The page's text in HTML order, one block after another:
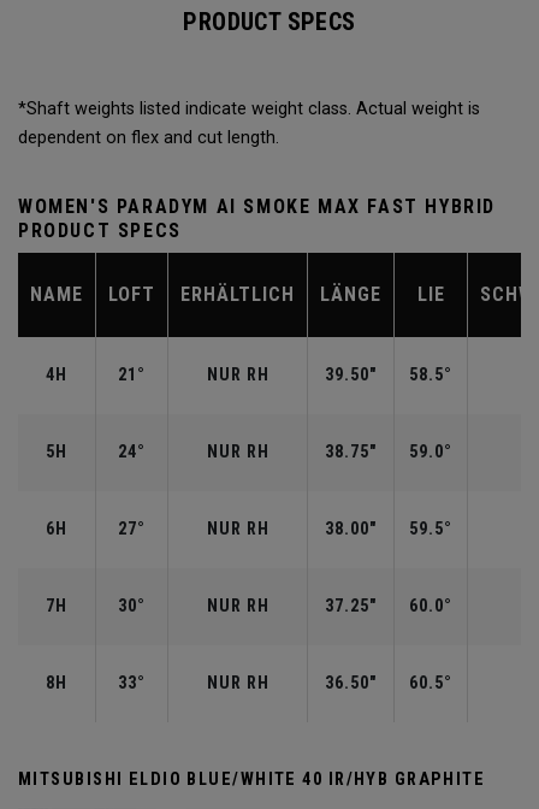
PRODUCT SPECS
*Shaft weights listed indicate weight class. Actual weight is
dependent on flex and cut length.
WOMEN'S PARADYM AI SMOKE MAX FAST HYBRID
PRODUCT SPECS
NAME LOFT ERHÄLTLICH LÄNGE LIE
4H 21° NUR RH 39.50" 58.5°
5H 24° NUR RH 38.75" 59.0°
6H 27° NUR RH 38.00" 59.5°
7H 30° NUR RH 37.25" 60.0°
8H 33° NUR RH 36.50" 60.5°
MITSUBISHI ELDIO BLUE/WHITE 40 IR/HYB GRAPHITE